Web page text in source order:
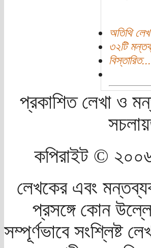
অতিথি
৩২টি
বিস্তারিত...
প্রকাশিত লেখা ও
কপিরাইট ©
লেখকের এবং
প্রসঙ্গে কোন
সম্পূর্ণভাবে সংশ্লিষ্ট